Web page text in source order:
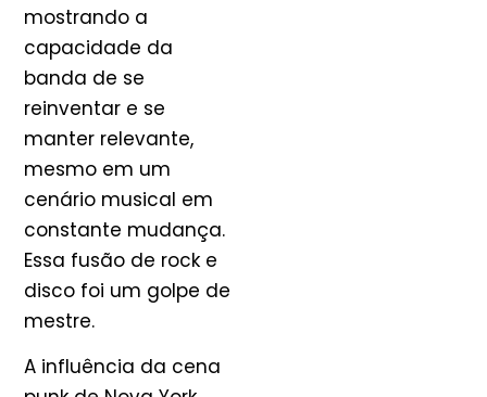
mostrando a
capacidade da
banda de se
reinventar e se
manter relevante,
mesmo em um
cenário musical em
constante mudança.
Essa fusão de rock e
disco foi um golpe de
mestre.
A influência da cena